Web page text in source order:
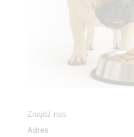
Znajdź nas
Adres